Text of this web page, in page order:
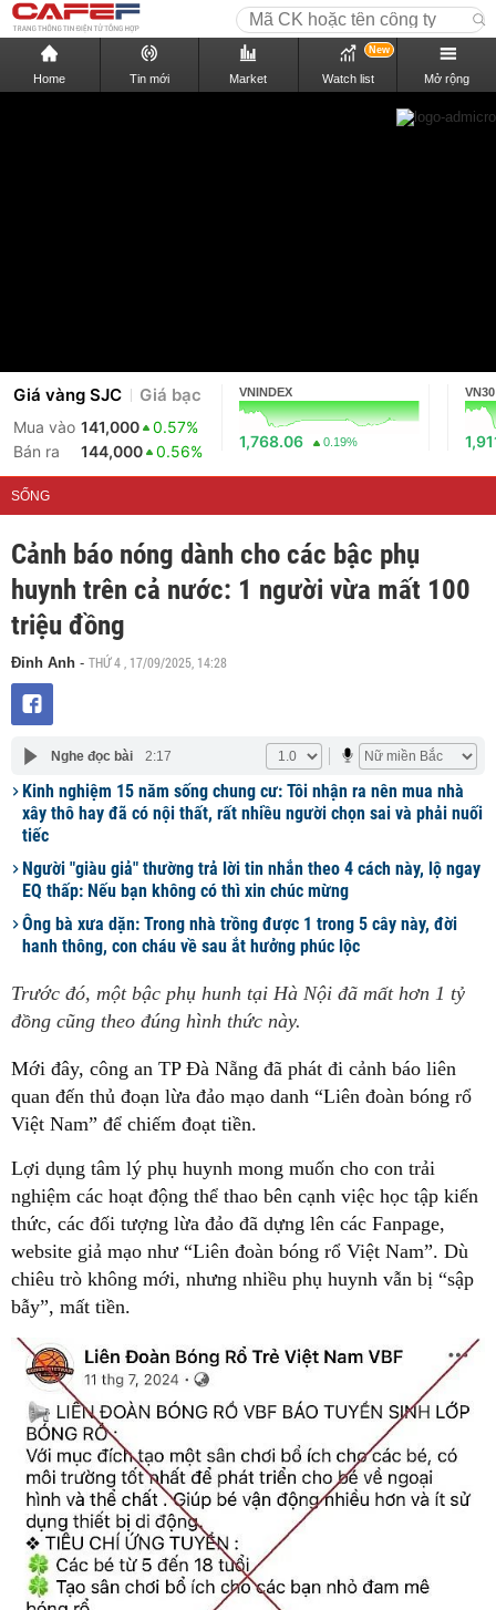
Home Tin mới Market Watch list
New
Mở rộng
Giá vàng SJC Giá bạc
Mua vào 141,000
0.57%
Bán ra
144,000 0.56%
VNINDEX
1,768.06 0.19%
VN30
SỐNG
Cảnh báo nóng dành cho các bậc phụ
huynh trên cả nước: 1 người vừa mất 100
triệu đồng
Đinh Anh - THỨ 4 , 17/09/2025, 14:28
Nghe đọc bài 2:17
Kinh nghiệm 15 năm sống chung cư: Tôi nhận ra nên mua nhà
xây thô hay đã có nội thất, rất nhiều người chọn sai và phải nuối
tiếc
Người "giàu giả" thường trả lời tin nhắn theo 4 cách này, lộ ngay
EQ thấp: Nếu bạn không có thì xin chúc mừng
Ông bà xưa dặn: Trong nhà trồng được 1 trong 5 cây này, đời
hanh thông, con cháu về sau ắt hưởng phúc lộc
Trước đó, một bậc phụ hunh tại Hà Nội đã mất hơn 1 tỷ
đồng cũng theo đúng hình thức này.
Mới đây, công an TP Đà Nẵng đã phát đi cảnh báo liên
quan đến thủ đoạn lừa đảo mạo danh “Liên đoàn bóng rổ
Việt Nam” để chiếm đoạt tiền.
Lợi dụng tâm lý phụ huynh mong muốn cho con trải
nghiệm các hoạt động thể thao bên cạnh việc học tập kiến
thức, các đối tượng lừa đảo đã dựng lên các Fanpage,
website giả mạo như “Liên đoàn bóng rổ Việt Nam”. Dù
chiêu trò không mới, nhưng nhiều phụ huynh vẫn bị “sập
bẫy”, mất tiền.